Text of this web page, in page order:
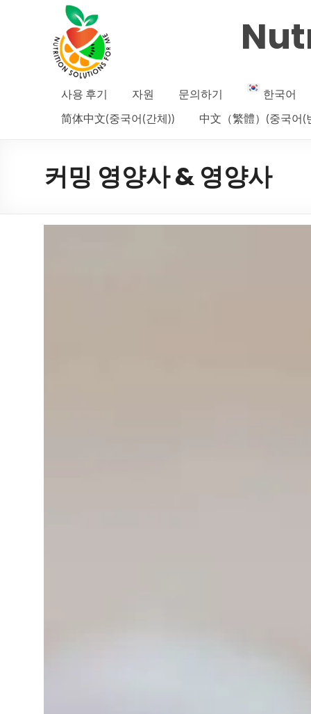
사용 후기 자원 문의하기
한국어
简体中文(중국어(간체))
中文（繁體）(중국어(
커밍 영양사 & 영양사